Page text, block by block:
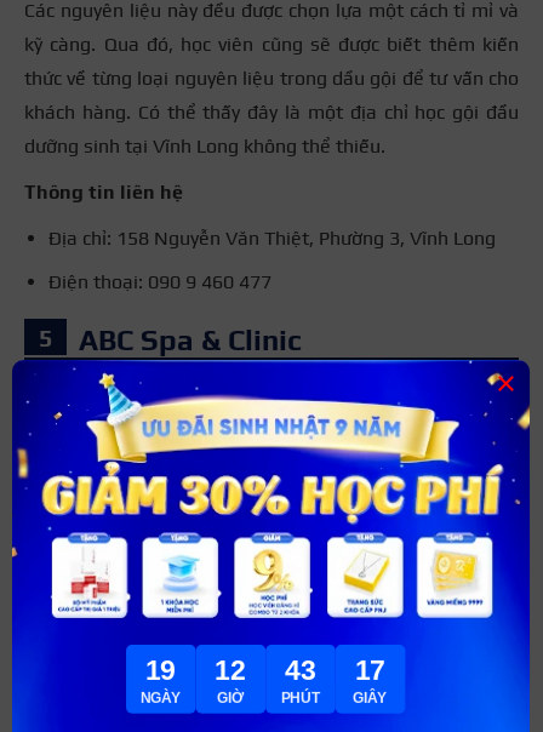
Các nguyên liệu này đều được chọn lựa một cách tỉ mỉ và
kỹ càng. Qua đó, học viên cũng sẽ được biết thêm kiến
thức về từng loại nguyên liệu trong dầu gội để tư vấn cho
khách hàng. Có thể thấy đây là một địa chỉ học gội đầu
dưỡng sinh tại Vĩnh Long không thể thiếu.
Thông tin liên hệ
Địa chỉ: 158 Nguyễn Văn Thiệt, Phường 3, Vĩnh Long
Điện thoại: 090 9 460 477
ABC Spa & Clinic
ABC Spa & Clinic là một trong những spa nổi tiếng tại
Vĩnh Long. Không chỉ đa dạng về các dịch vụ spa thẩm
mỹ, ABC Spa & Clinic còn đào tạo các học viên gội đầu
dưỡng sinh uy tín, chuyên nghiệp. Các học viên sẽ được
các chuyên viên đào tạo một cách nhiệt tình, tận tâm
Ưu điểm của ABC Spa & Clinic
Không gian học gội đầu dưỡng sinh thoáng mát, rộng
rãi, hiện đại.19
NGÀY
12
GIỜ
43
PHÚT
15
GIÂY
×